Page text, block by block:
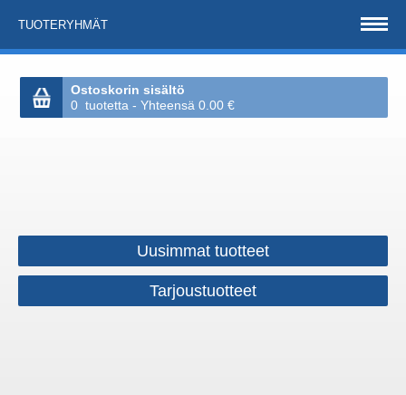
TUOTERYHMÄT
Ostoskorin sisältö
0 tuotetta - Yhteensä 0.00 €
Uusimmat tuotteet
Tarjoustuotteet